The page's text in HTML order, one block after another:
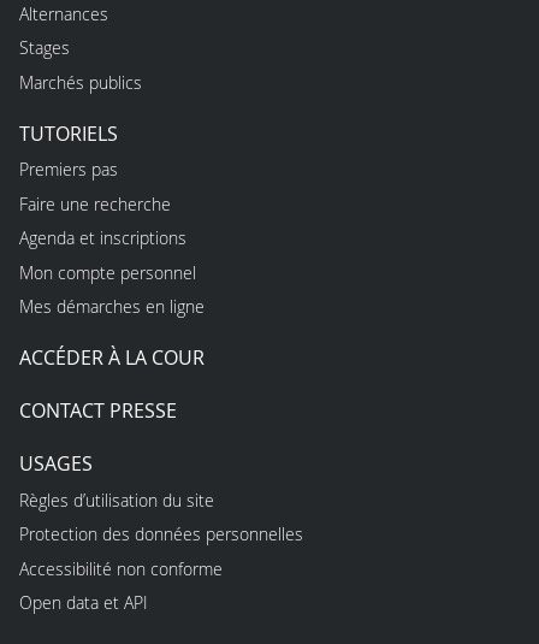
Alternances
Stages
Marchés publics
TUTORIELS
Premiers pas
Faire une recherche
Agenda et inscriptions
Mon compte personnel
Mes démarches en ligne
ACCÉDER À LA COUR
CONTACT PRESSE
USAGES
Règles d’utilisation du site
Protection des données personnelles
Accessibilité non conforme
Open data et API